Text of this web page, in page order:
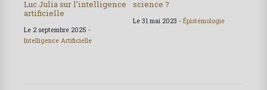
Luc Julia sur l’intelligence
artificielle
Le 2 septembre 2025 -
Intelligence Artificielle
science ?
Le 31 mai 2023 - Épistémologie